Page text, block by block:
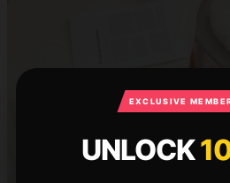
EXCLUSIVE
UNLOCK